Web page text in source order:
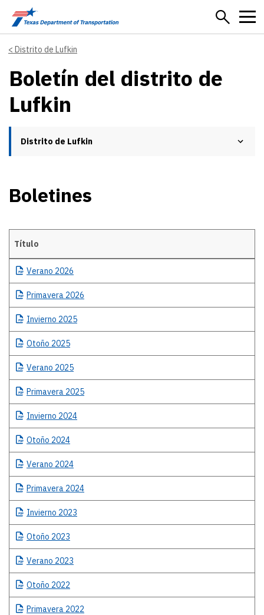
Skip to main content
Distrito de Lufkin
Boletín del distrito de
Lufkin
Distrito de Lufkin
Boletines
Boletines
Título
Verano 2026
Primavera 2026
Invierno 2025
Otoño 2025
Verano 2025
Primavera 2025
Invierno 2024
Otoño 2024
Verano 2024
Primavera 2024
Invierno 2023
Otoño 2023
Verano 2023
Otoño 2022
Primavera 2022